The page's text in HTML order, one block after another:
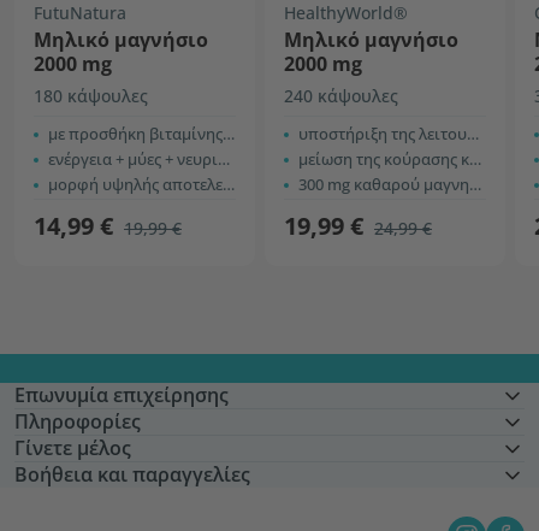
FutuNatura
Μηλικό μαγνήσιο
2000 mg
180 κάψουλες
με προσθήκη βιταμίνης Β6
ενέργεια + μύες + νευρικό σύστημα
μορφή υψηλής αποτελεσματικότητας
14,99 € 19,99 €
HealthyWorld®
Mηλικό μαγνήσιο
2000 mg
240 κάψουλες
υποστήριξη της λειτουργίας των μυών
μείωση της κούρασης και αύξηση της ενέργειας
300 mg καθαρού μαγνησίου την ημέρα
19,99 € 24,99 €
Επωνυμία επιχείρησης
Πληροφορίες
Γίνετε μέλος
Βοήθεια και παραγγελίες